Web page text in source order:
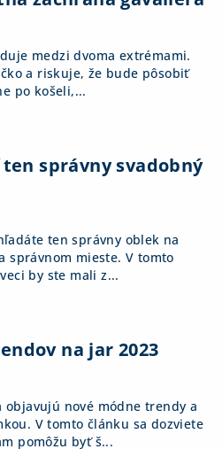
medzi dvoma extrémami.
a riskuje, že bude pôsobiť
po košeli,...
správny svadobný
ten správny oblek na
správnom mieste. V tomto
by ste mali z...
na jar 2023
objavujú nové módne trendy a
V tomto článku sa dozviete
pomôžu byť š...